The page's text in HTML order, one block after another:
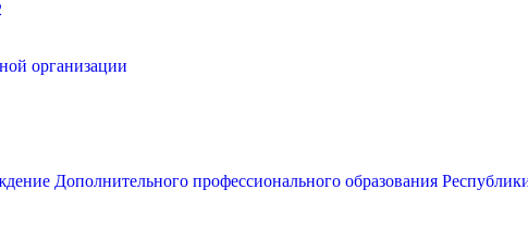
организации
Дополнительного профессионального образования